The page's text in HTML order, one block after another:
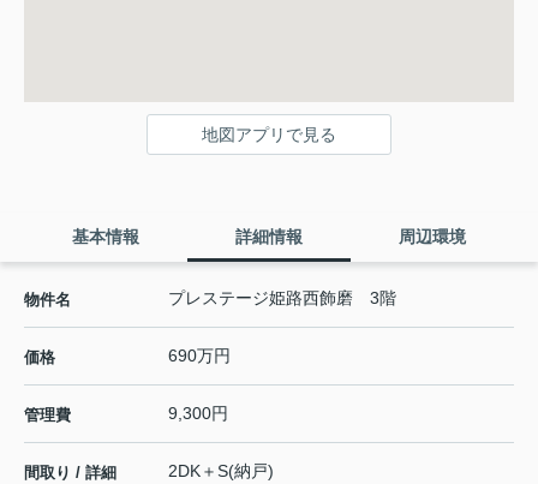
地図アプリで見る
基本情報 詳細情報 周辺環境
物件名 プレステージ姫路西飾磨 3階
価格 690万円
管理費 9,300円
間取り / 詳細
2DK＋S(納戸)